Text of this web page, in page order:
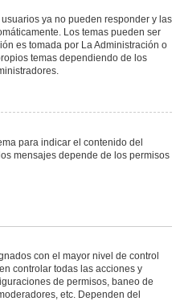
ya no pueden responder y las
Los temas pueden ser
es tomada por La Administración o
temas dependiendo de los
para indicar el contenido del
mensajes depende de los permisos
con el mayor nivel de control
controlar todas las acciones y
de permisos, baneo de
etc. Dependen del